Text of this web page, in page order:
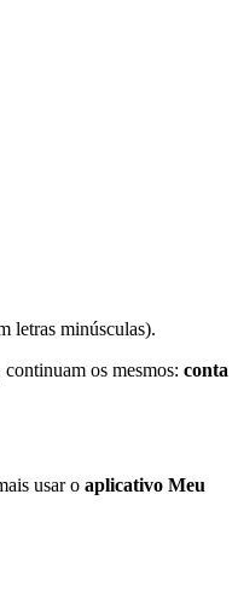
letras minúsculas).
os mesmos: conta
usar o aplicativo Meu